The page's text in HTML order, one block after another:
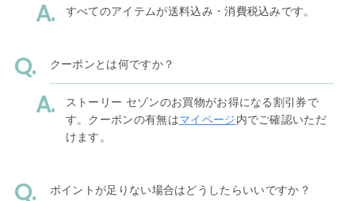
すべてのアイテムが送料込み・消費税込みです。
クーポンとは何ですか？
ストーリー セゾンのお買物がお得になる割引券で
す。クーポンの有無はマイページ内でご確認いただ
けます。
ポイントが足りない場合はどうしたらいいですか？